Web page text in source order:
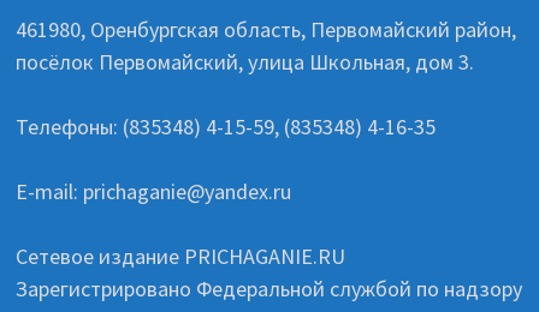
461980, Оренбургская область, Первомайский район,
посёлок Первомайский, улица Школьная, дом 3.
Телефоны: (835348) 4-15-59, (835348) 4-16-35
E-mail: prichaganie@yandex.ru
Сетевое издание PRICHAGANIE.RU
Зарегистрировано Федеральной службой по надзору